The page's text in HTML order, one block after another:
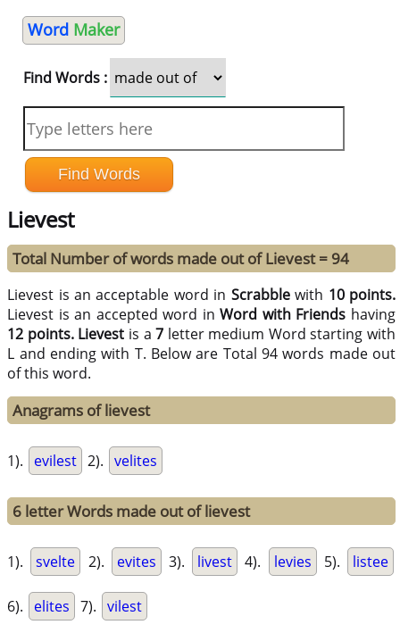
Word Maker
Find Words :
Lievest
Total Number of words made out of Lievest = 94
Lievest is an acceptable word in Scrabblewith 10 points.
Lievest is an accepted word inWord with Friends having
12 points. Lievest is a7 letter medium Word starting with
L and ending with T. Below are Total 94 words made out
of this word.
Anagrams of lievest
1). evilest 2). velites
6 letter Words made out of lievest
1). svelte 2). evites 3). livest 4). levies 5). listee
6). elites 7). vilest